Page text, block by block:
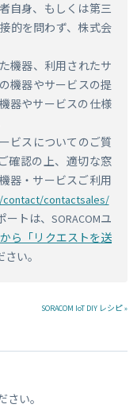
自身、もしくは第三
的を問わず、株式会
機器、利用されたサ
機器やサービスの提
器やサービスの仕様
ビスについてのご質
確認の上、適切な窓
器・サービスご利用
contactsales/
トは、SORACOMユ
ら「リクエストを送
い。
SORACOM IoT DIY レシピ »
い。